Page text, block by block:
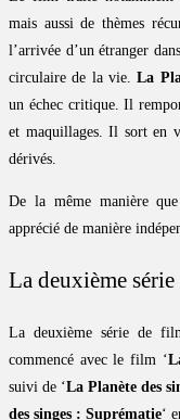
mais aussi de thèmes
l’arrivée d’un étranger
circulaire de la vie.La
un échec critique. Il
et maquillages. Il sort en
dérivés.
De la même manière
apprécié de manière
La deuxième
La deuxième série de
commencé avec le film ‘
suivi de ‘La Planète des
des singes : Suprématie‘